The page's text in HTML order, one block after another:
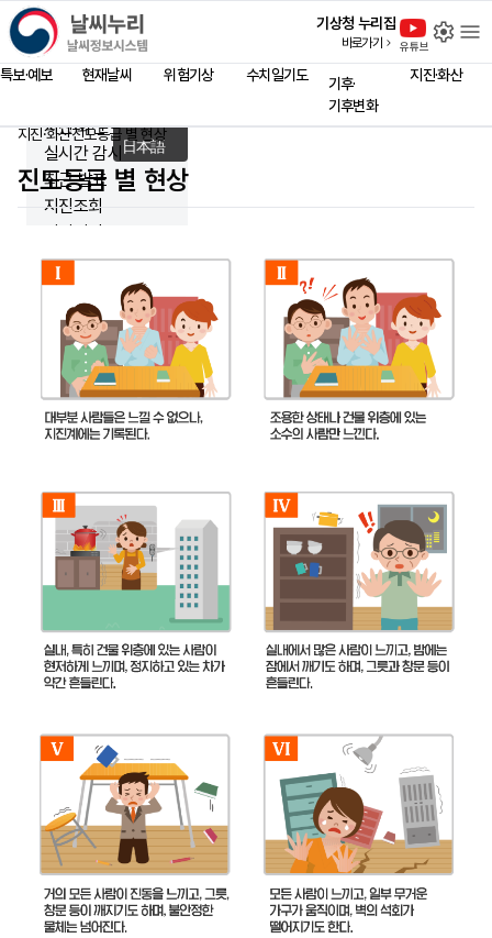
날씨누리 - 날씨정보시스템
유튜브 설
특보·예보 현재날씨 위험기상 수치일기도
기후·
기후변화
지진·화산
기상청 누리집
바로가기
close
홈 페이지
Language
English
日本語
지진·화산
실시간 감시
최근 발표
지진조회
과거지진
지진연보
지진해일
화산
통보기준
진도등급 별 현상
지진·화산 대피요령
홈
지진·화산진도등급 별 현상
진도등급 별 현상